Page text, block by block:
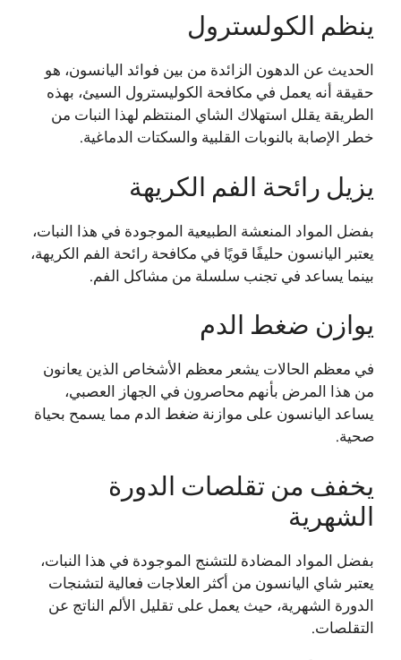
ينظم الكولسترول
الحديث عن الدهون الزائدة من بين فوائد اليانسون، هو
حقيقة أنه يعمل في مكافحة الكوليسترول السيئ، بهذه
الطريقة يقلل استهلاك الشاي المنتظم لهذا النبات من
خطر الإصابة بالنوبات القلبية والسكتات الدماغية.
يزيل رائحة الفم الكريهة
بفضل المواد المنعشة الطبيعية الموجودة في هذا النبات،
يعتبر اليانسون حليفًا قويًا في مكافحة رائحة الفم الكريهة،
بينما يساعد في تجنب سلسلة من مشاكل الفم.
يوازن ضغط الدم
في معظم الحالات يشعر معظم الأشخاص الذين يعانون
من هذا المرض بأنهم محاصرون في الجهاز العصبي،
يساعد اليانسون على موازنة ضغط الدم مما يسمح بحياة
صحية.
يخفف من تقلصات الدورة
الشهرية
بفضل المواد المضادة للتشنج الموجودة في هذا النبات،
يعتبر شاي اليانسون من أكثر العلاجات فعالية لتشنجات
الدورة الشهرية، حيث يعمل على تقليل الألم الناتج عن
التقلصات.